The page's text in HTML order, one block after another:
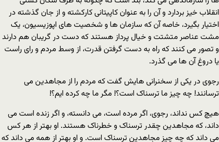
انقلاب خیز بردارد و آن را به عنوان کاپیتانى کارکشته و از جان گذشته در
اختیار بگیرد، خاصه آن که سازمان ها و شخصیت هاى اپوزیسیون، یک
مشت عناصر متشتت و خیال پرداز هستند که دست در گریبان هم دارند
و تصور مى کنند که راه به دست گرفتن قدرت، از وسط مردم و راى راست
یا دروغ آن ها مى گذرد.
رجوى در یکى از سخنرانى هایش گفت که مردم را از مجاهدین مى
ترسانند! چه چیز ما ترسناک است؟! مگر ما چه کرده ایم؟!
هیچ کس نداند، رجوى، اگر مرده است، مى دانسته، و اگر زنده است مى
داند، که مجاهدین چقدر ترسناک و خطرناک هستند. او بهتر از هر کس
مى داند که چه چیز مجاهدین ترسناک است. و او بهتر از همه مى داند که